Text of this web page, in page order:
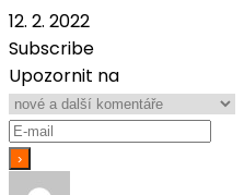
12. 2. 2022
Subscribe
Upozornit na